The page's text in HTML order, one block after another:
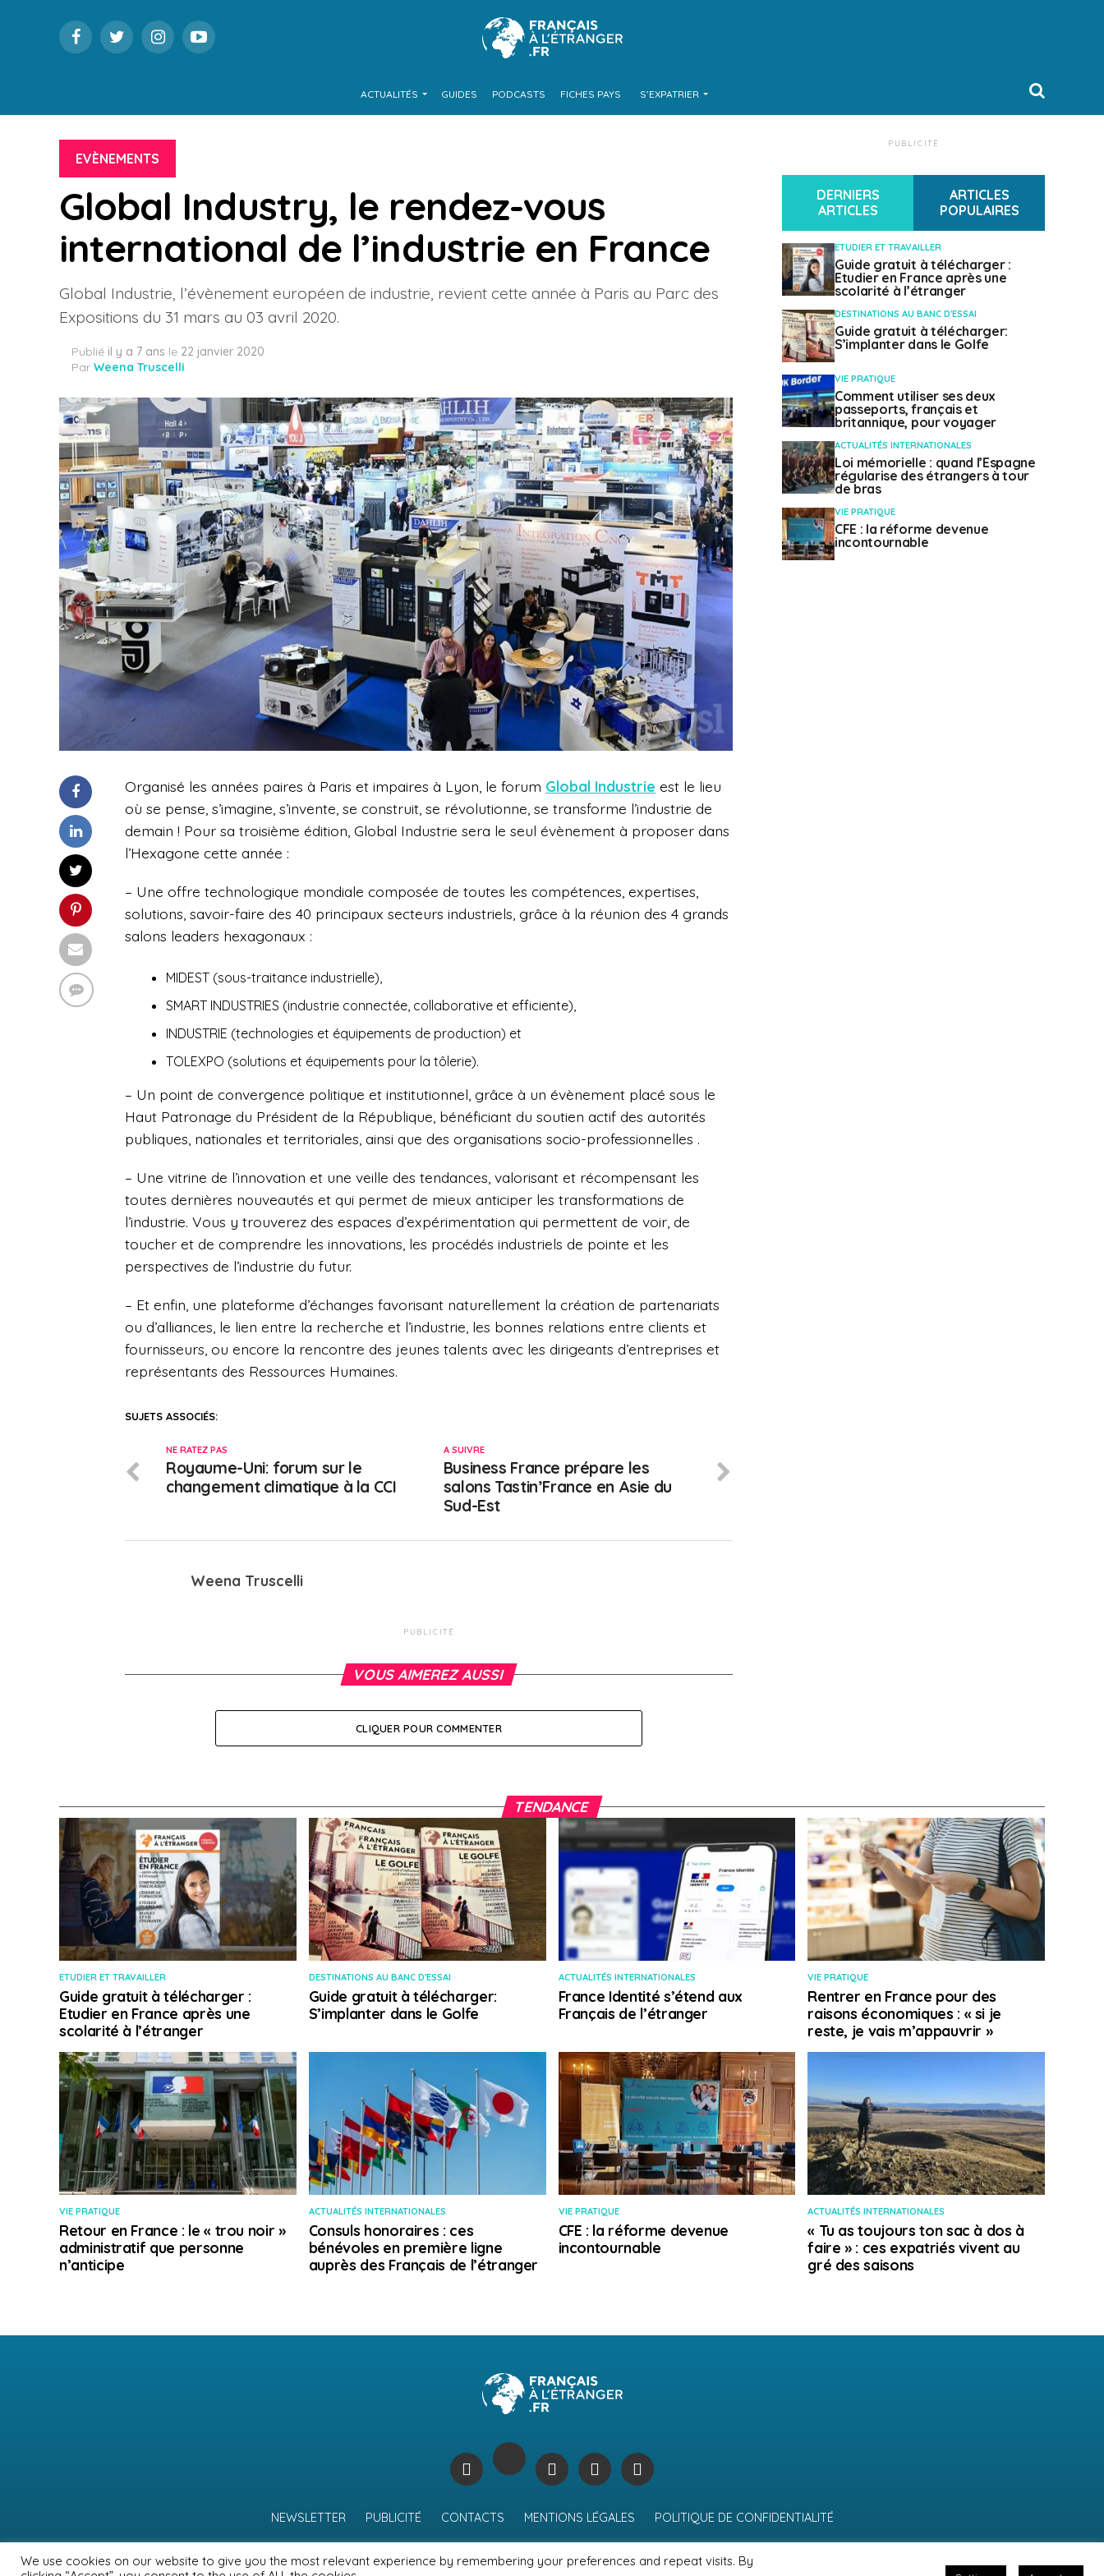
ACTUALITÉS GUIDES PODCASTS FICHES PAYS S’EXPATRIER
EVÈNEMENTS
Global Industry, le rendez-vous
international de l’industrie en France
Global Industrie, l’évènement européen de industrie, revient cette année à Paris au Parc des
Expositions du 31 mars au 03 avril 2020.
Publié il y a 7 ans le 22 janvier 2020
Par Weena Truscelli
Organisé les années paires à Paris et impaires à Lyon, le forum Global Industrie est le lieu
où se pense, s’imagine, s’invente, se construit, se révolutionne, se transforme l’industrie de
demain ! Pour sa troisième édition, Global Industrie sera le seul évènement à proposer dans
l’Hexagone cette année :
– Une offre technologique mondiale composée de toutes les compétences, expertises,
solutions, savoir-faire des 40 principaux secteurs industriels, grâce à la réunion des 4 grands
salons leaders hexagonaux :
MIDEST (sous-traitance industrielle),
SMART INDUSTRIES (industrie connectée, collaborative et efficiente),
INDUSTRIE (technologies et équipements de production) et
TOLEXPO (solutions et équipements pour la tôlerie).
– Un point de convergence politique et institutionnel, grâce à un évènement placé sous le
Haut Patronage du Président de la République, bénéficiant du soutien actif des autorités
publiques, nationales et territoriales, ainsi que des organisations socio-professionnelles .
– Une vitrine de l’innovation et une veille des tendances, valorisant et récompensant les
toutes dernières nouveautés et qui permet de mieux anticiper les transformations de
l’industrie. Vous y trouverez des espaces d’expérimentation qui permettent de voir, de
toucher et de comprendre les innovations, les procédés industriels de pointe et les
perspectives de l’industrie du futur.
– Et enfin, une plateforme d’échanges favorisant naturellement la création de partenariats
ou d’alliances, le lien entre la recherche et l’industrie, les bonnes relations entre clients et
fournisseurs, ou encore la rencontre des jeunes talents avec les dirigeants d’entreprises et
représentants des Ressources Humaines.
SUJETS ASSOCIÉS:
A SUIVRE
Business France prépare les
salons Tastin’France en Asie du
Sud-Est
NE RATEZ PAS
Royaume-Uni: forum sur le
changement climatique à la CCI
Weena Truscelli
PUBLICITÉ
VOUS AIMEREZ AUSSI
CLIQUER POUR COMMENTER
PUBLICITÉ
DERNIERS
ARTICLES
ARTICLES
POPULAIRES
ETUDIER ET TRAVAILLER
Guide gratuit à télécharger :
Etudier en France après une
scolarité à l’étranger
DESTINATIONS AU BANC D'ESSAI
Guide gratuit à télécharger:
S’implanter dans le Golfe
VIE PRATIQUE
Comment utiliser ses deux
passeports, français et
britannique, pour voyager
ACTUALITÉS INTERNATIONALES
Loi mémorielle : quand l’Espagne
régularise des étrangers à tour
de bras
VIE PRATIQUE
CFE : la réforme devenue
incontournable
TENDANCE
ETUDIER ET TRAVAILLER
Guide gratuit à télécharger :
Etudier en France après une
scolarité à l’étranger
DESTINATIONS AU BANC D'ESSAI
Guide gratuit à télécharger:
S’implanter dans le Golfe
ACTUALITÉS INTERNATIONALES
France Identité s’étend aux
Français de l’étranger
VIE PRATIQUE
Rentrer en France pour des
raisons économiques : « si je
reste, je vais m’appauvrir »
VIE PRATIQUE
Retour en France : le « trou noir »
administratif que personne
n’anticipe
ACTUALITÉS INTERNATIONALES
Consuls honoraires : ces
bénévoles en première ligne
auprès des Français de l’étranger
VIE PRATIQUE
CFE : la réforme devenue
incontournable
ACTUALITÉS INTERNATIONALES
« Tu as toujours ton sac à dos à
faire » : ces expatriés vivent au
gré des saisons
NEWSLETTER PUBLICITÉ CONTACTS MENTIONS LÉGALES POLITIQUE DE CONFIDENTIALITÉ
We use cookies on our website to give you the most relevant experience by remembering your preferences and repeat visits. By